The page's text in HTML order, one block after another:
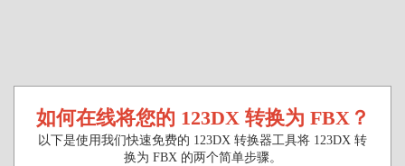
如何在线将您的 123DX 转换为 FBX？
以下是使用我们快速免费的 123DX 转换器工具将 123DX 转
换为 FBX 的两个简单步骤。